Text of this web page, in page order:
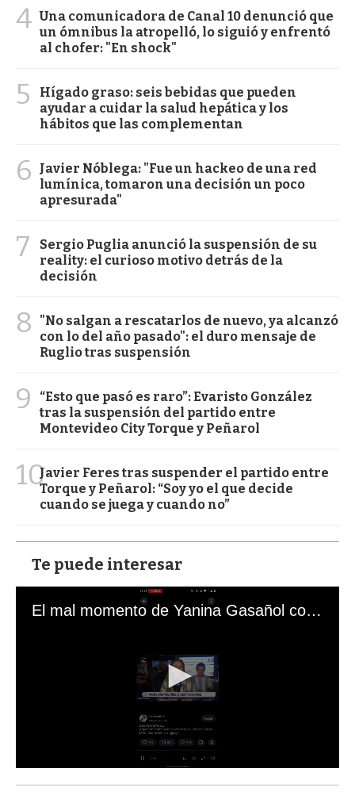
4 Una comunicadora de Canal 10 denunció que
un ómnibus la atropelló, lo siguió y enfrentó
al chofer: "En shock"
5
Hígado graso: seis bebidas que pueden
ayudar a cuidar la salud hepática y los
hábitos que las complementan
6
Javier Nóblega: "Fue un hackeo de una red
lumínica, tomaron una decisión un poco
apresurada"
7
Sergio Puglia anunció la suspensión de su
reality: el curioso motivo detrás de la
decisión
8
"No salgan a rescatarlos de nuevo, ya alcanzó
con lo del año pasado": el duro mensaje de
Ruglio tras suspensión
9
“Esto que pasó es raro”: Evaristo González
tras la suspensión del partido entre
Montevideo City Torque y Peñarol
10Javier Feres tras suspender el partido entre
Torque y Peñarol: “Soy yo el que decide
cuando se juega y cuando no”
Te puede interesar
El mal momento de Yanina Gasañol con un hincha argentino en "Subrayado"
s